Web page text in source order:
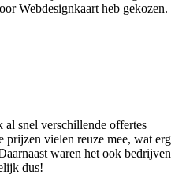
Webdesignkaart heb gekozen.
snel verschillende offertes
prijzen vielen reuze mee, wat erg
waren het ook bedrijven
dus!